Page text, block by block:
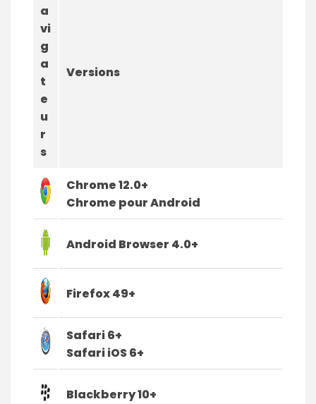
a
vi
g
a
t
e
u
r
s
Versions
Chrome 12.0+
Chrome pour Android
Android Browser 4.0+
Firefox 49+
Safari 6+
Safari iOS 6+
Blackberry 10+